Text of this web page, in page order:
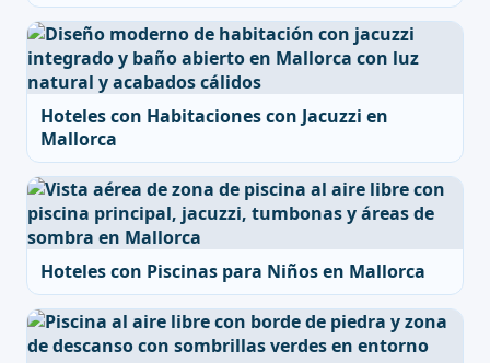
Hoteles con Habitaciones con Jacuzzi en
Mallorca
Hoteles con Piscinas para Niños en Mallorca